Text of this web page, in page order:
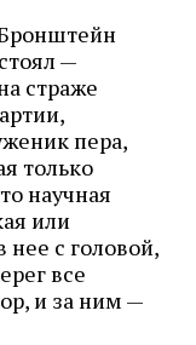
—
страже
пера,
только
научная
или
с головой,
все
и за ним —